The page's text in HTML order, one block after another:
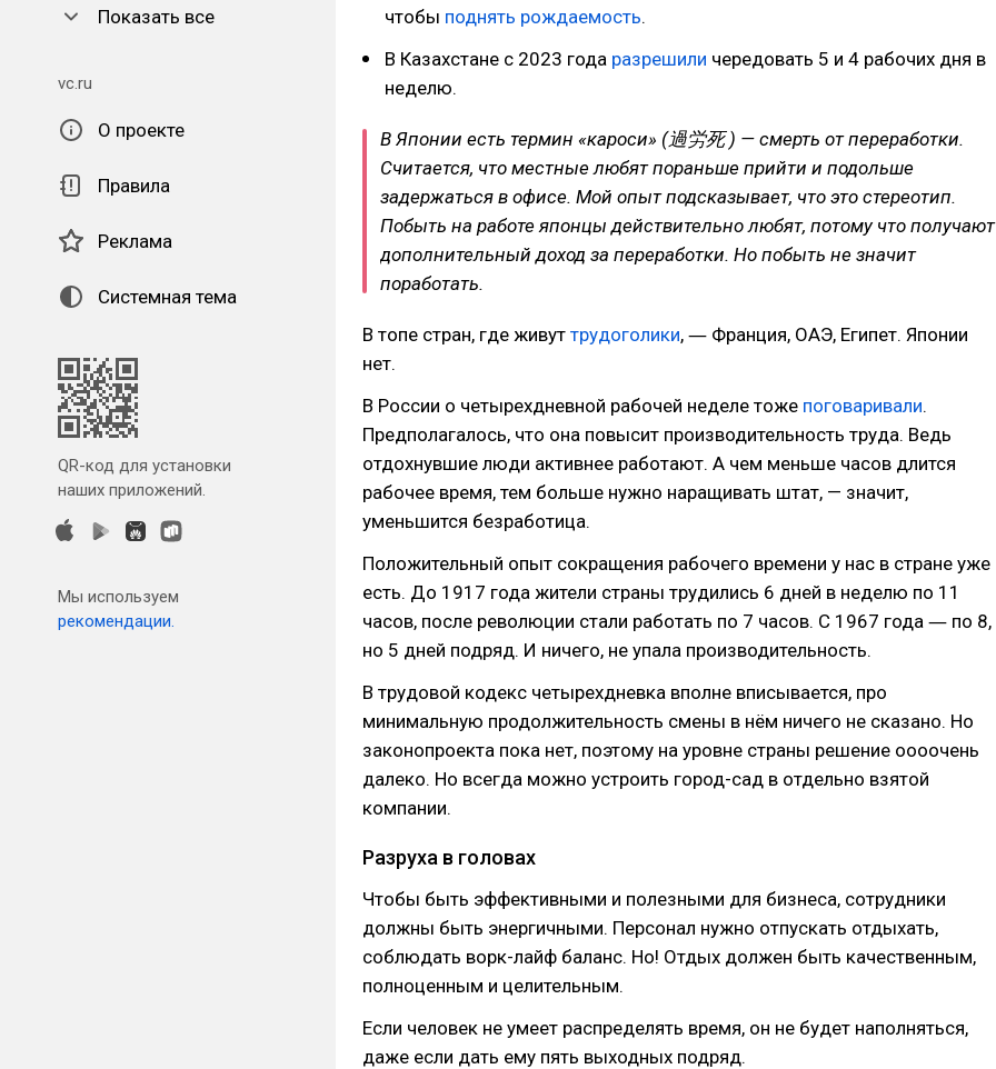
Показать все
vc.ru
О проекте
Правила
Реклама
Системная тема
QR-код для установки
наших приложений.
Мы используем
рекомендации.
чтобы поднять рождаемость.
В Казахстане с 2023 года разрешили чередовать 5 и 4 рабочих дня в
неделю.
В Японии есть термин «кароси» (過労死 ) — смерть от переработки.
Считается, что местные любят пораньше прийти и подольше
задержаться в офисе. Мой опыт подсказывает, что это стереотип.
Побыть на работе японцы действительно любят, потому что получают
дополнительный доход за переработки. Но побыть не значит
поработать.
В топе стран, где живут трудоголики, ― Франция, ОАЭ, Египет. Японии
нет.
В России о четырехдневной рабочей неделе тоже поговаривали.
Предполагалось, что она повысит производительность труда. Ведь
отдохнувшие люди активнее работают. А чем меньше часов длится
рабочее время, тем больше нужно наращивать штат, — значит,
уменьшится безработица.
Положительный опыт сокращения рабочего времени у нас в стране уже
есть. До 1917 года жители страны трудились 6 дней в неделю по 11
часов, после революции стали работать по 7 часов. С 1967 года ― по 8,
но 5 дней подряд. И ничего, не упала производительность.
В трудовой кодекс четырехдневка вполне вписывается, про
минимальную продолжительность смены в нём ничего не сказано. Но
законопроекта пока нет, поэтому на уровне страны решение оооочень
далеко. Но всегда можно устроить город-сад в отдельно взятой
компании.
Разруха в головах
Чтобы быть эффективными и полезными для бизнеса, сотрудники
должны быть энергичными. Персонал нужно отпускать отдыхать,
соблюдать ворк-лайф баланс. Но! Отдых должен быть качественным,
полноценным и целительным.
Если человек не умеет распределять время, он не будет наполняться,
даже если дать ему пять выходных подряд.